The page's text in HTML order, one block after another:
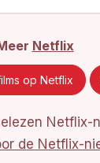
Netflix
op Netflix
Netflix-
de Netflix-